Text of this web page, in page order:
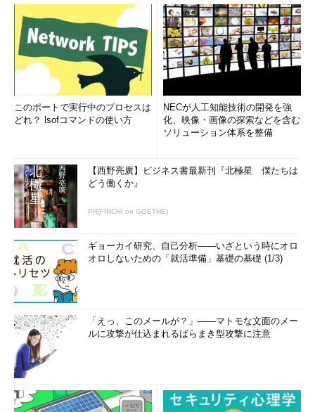
このポートで実行中のプロセスは
どれ？ lsofコマンドの使い方
NECが人工知能技術の開発を強
化、映像・画像の探索などを含む
ソリューション体系を整備
【西野亮廣】ビジネス書最新刊『北極星 僕たちは
どう働くか』
PR(FINCHI on GOETHE)
ギョーカイ研究、自己分析――いざという時にオロ
オロしないための「就活準備」基礎の基礎 (1/3)
「えっ、このメールが？」――マトモな文面のメー
ルに攻撃が仕込まれるばらまき型攻撃に注意